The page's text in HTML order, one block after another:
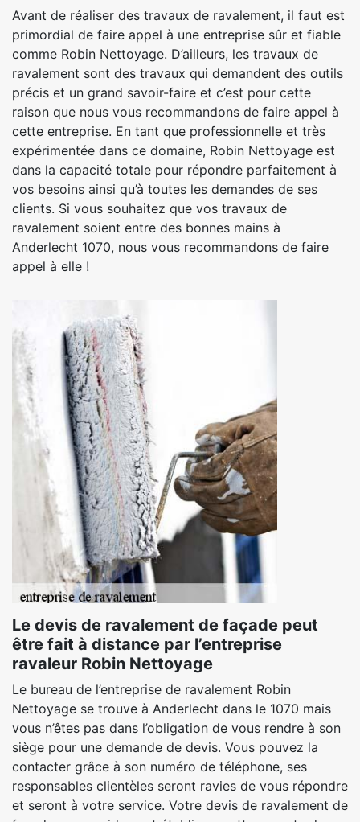
Avant de réaliser des travaux de ravalement, il faut est
primordial de faire appel à une entreprise sûr et fiable
comme Robin Nettoyage. D’ailleurs, les travaux de
ravalement sont des travaux qui demandent des outils
précis et un grand savoir-faire et c’est pour cette
raison que nous vous recommandons de faire appel à
cette entreprise. En tant que professionnelle et très
expérimentée dans ce domaine, Robin Nettoyage est
dans la capacité totale pour répondre parfaitement à
vos besoins ainsi qu’à toutes les demandes de ses
clients. Si vous souhaitez que vos travaux de
ravalement soient entre des bonnes mains à
Anderlecht 1070, nous vous recommandons de faire
appel à elle !
Le devis de ravalement de façade peut
être fait à distance par l’entreprise
ravaleur Robin Nettoyage
Le bureau de l’entreprise de ravalement Robin
Nettoyage se trouve à Anderlecht dans le 1070 mais
vous n’êtes pas dans l’obligation de vous rendre à son
siège pour une demande de devis. Vous pouvez la
contacter grâce à son numéro de téléphone, ses
responsables clientèles seront ravies de vous répondre
et seront à votre service. Votre devis de ravalement de